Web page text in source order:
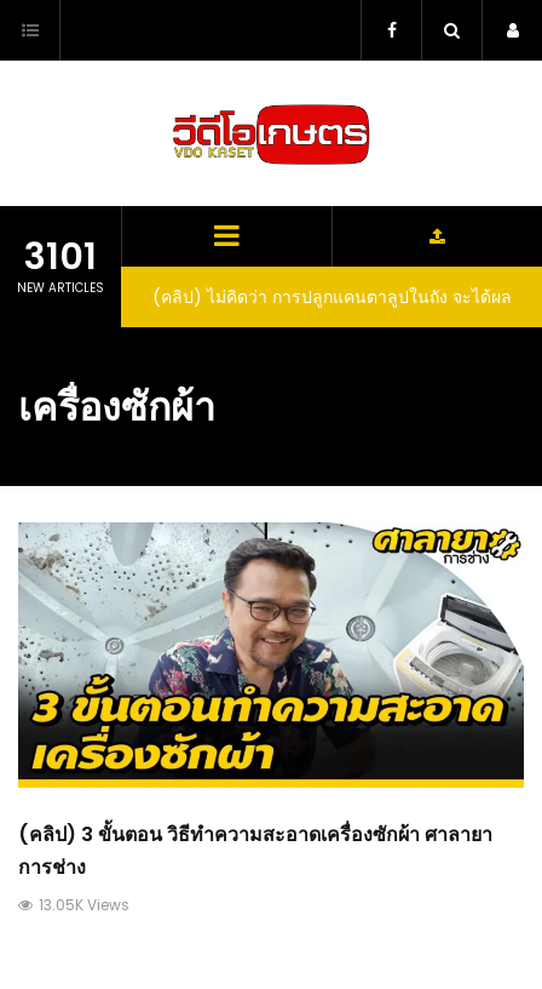
content
3101
NEW ARTICLES
(คลิป) ไม่คิดว่า การปลูกแคนตาลูปในถัง จะได้ผล
ลูกโตและหวานขนาดนี้ I didn’t expect that
เครื่องซักผ้า
(คลิป) 3 ขั้นตอน วิธีทำความสะอาดเครื่องซักผ้า ศาลายา
การช่าง
13.05K Views